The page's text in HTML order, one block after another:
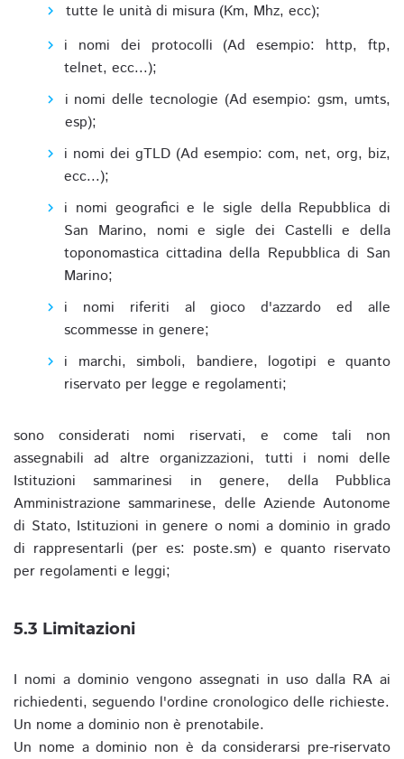
tutte le unità di misura (Km, Mhz, ecc);
i nomi dei protocolli (Ad esempio: http, ftp,
telnet, ecc...);
i nomi delle tecnologie (Ad esempio: gsm, umts,
esp);
i nomi dei gTLD (Ad esempio: com, net, org, biz,
ecc...);
i nomi geografici e le sigle della Repubblica di
San Marino, nomi e sigle dei Castelli e della
toponomastica cittadina della Repubblica di San
Marino;
i nomi riferiti al gioco d'azzardo ed alle
scommesse in genere;
i marchi, simboli, bandiere, logotipi e quanto
riservato per legge e regolamenti;
sono considerati nomi riservati, e come tali non
assegnabili ad altre organizzazioni, tutti i nomi delle
Istituzioni sammarinesi in genere, della Pubblica
Amministrazione sammarinese, delle Aziende Autonome
di Stato, Istituzioni in genere o nomi a dominio in grado
di rappresentarli (per es: poste.sm) e quanto riservato
per regolamenti e leggi;
5.3 Limitazioni
I nomi a dominio vengono assegnati in uso dalla RA ai
richiedenti, seguendo l'ordine cronologico delle richieste.
Un nome a dominio non è prenotabile.
Un nome a dominio non è da considerarsi pre-riservato